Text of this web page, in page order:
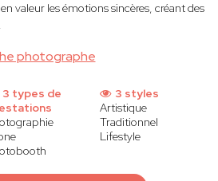
photographe
valeur les émotions sincères, créant des
3 types de
3 styles
Artistique
Traditionnel
Lifestyle